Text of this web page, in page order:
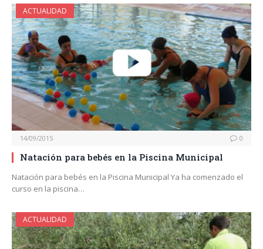
ACTUALIDAD
14/09/2015 0
Natación para bebés en la Piscina Municipal
Natación para bebés en la Piscina Municipal Ya ha comenzado el
curso en la piscina…
ACTUALIDAD